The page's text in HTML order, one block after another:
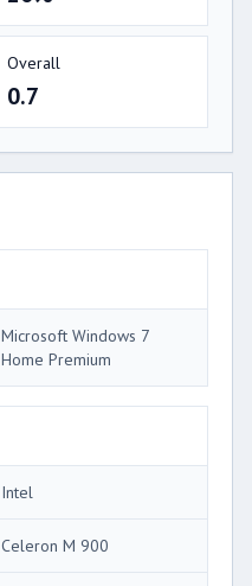
Overall
0.7
Microsoft Windows 7
Home Premium
Intel
Celeron M 900